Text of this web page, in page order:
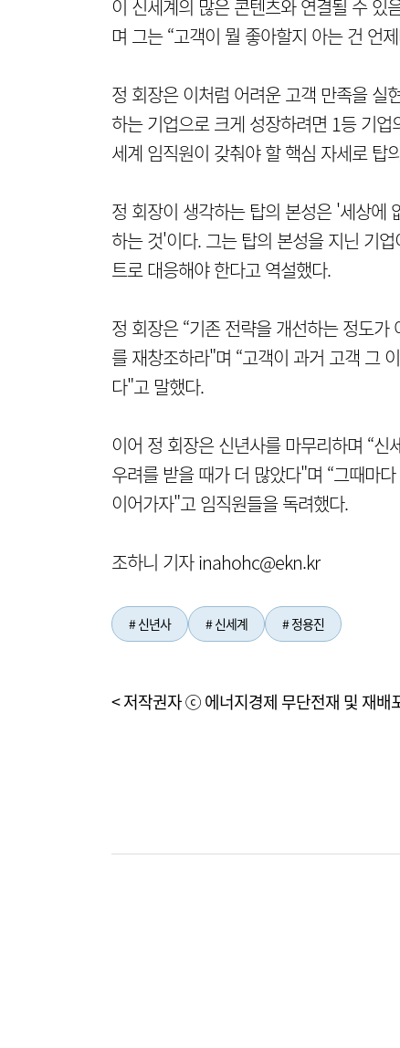
이 신세계의 많은 콘텐츠와 연결될 수 있
며 그는 “고객이 뭘 좋아할지 아는 건 언
정 회장은 이처럼 어려운 고객 만족을 실
하는 기업으로 크게 성장하려면 1등 기
세계 임직원이 갖춰야 할 핵심 자세로 탑
정 회장이 생각하는 탑의 본성은 '세상에
하는 것'이다. 그는 탑의 본성을 지닌 기
트로 대응해야 한다고 역설했다.
정 회장은 “기존 전략을 개선하는 정도
를 재창조하라"며 “고객이 과거 고객 그
다"고 말했다.
이어 정 회장은 신년사를 마무리하며 “
우려를 받을 때가 더 많았다"며 “그때마
이어가자"고 임직원들을 독려했다.
조하니 기자 inahohc@ekn.kr
# 신년사 # 신세계 # 정용진
< 저작권자 ⓒ 에너지경제 무단전재 및 재배